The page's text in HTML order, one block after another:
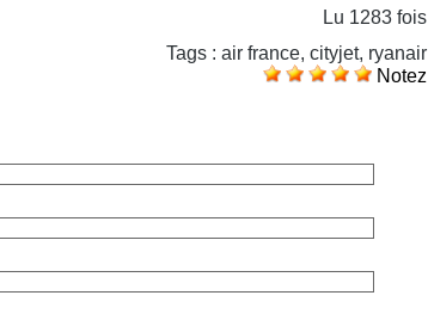
Lu 1283 fois
Tags : air france, cityjet, ryanair
Notez